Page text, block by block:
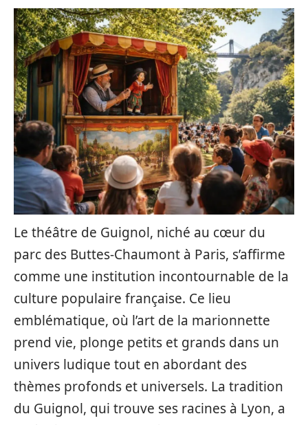
Le théâtre de Guignol, niché au cœur du
parc des Buttes-Chaumont à Paris, s’affirme
comme une institution incontournable de la
culture populaire française. Ce lieu
emblématique, où l’art de la marionnette
prend vie, plonge petits et grands dans un
univers ludique tout en abordant des
thèmes profonds et universels. La tradition
du Guignol, qui trouve ses racines à Lyon, a